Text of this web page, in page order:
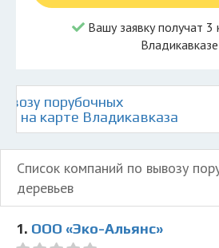
Вашу заявку получат 3
Владикавказе
порубочных
на карте Владикавказа
Список компаний по вывозу
деревьев
1. ООО «Эко-Альянс»